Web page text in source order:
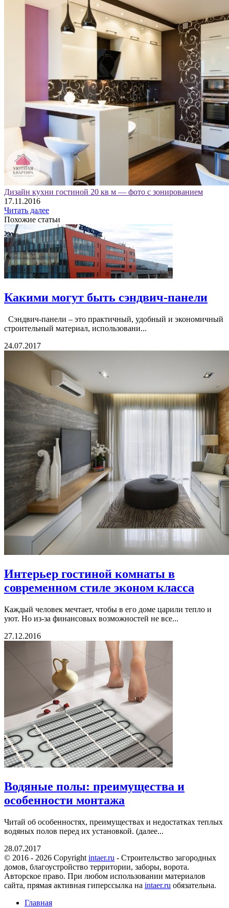
Дизайн кухни гостиной 20 кв м — фото с зонированием
17.11.2016
Читать далее
Похожие статьи
Какими могут быть сэндвич-панели
Сэндвич-панели – это практичный, удобный и экономичный
строительный материал, использовани...
24.07.2017
Интерьер гостиной комнаты в
современном стиле эконом класса
Каждый человек мечтает, чтобы в его доме царили тепло и
уют. Но из-за финансовых возможностей не все...
27.12.2016
Водяные полы: преимущества и
особенности монтажа
Читай об особенностях, преимуществах и недостатках теплых
водяных полов перед их установкой. (далее...
28.07.2017
© 2016 - 2026 Copyright intaer.ru - Cтроительство загородных
домов, благоустройство территории, заборы, ворота.
Авторское право. При любом использовании материалов
сайта, прямая активная гиперссылка на intaer.ru обязательна.
Главная